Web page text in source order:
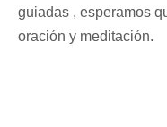
guiadas , esperamos
oración y meditación.